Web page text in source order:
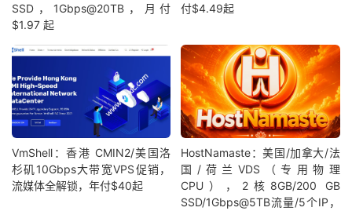
SSD，1Gbps@20TB，月付
$1.97 起
付$4.49起
VmShell：香港 CMIN2/美国洛
杉矶10Gbps大带宽VPS促销，
流媒体全解锁，年付$40起
HostNamaste：美国/加拿大/法
国/荷兰VDS（专用物理
CPU），2核8GB/200 GB
SSD/1Gbps@5TB流量/5个IP，